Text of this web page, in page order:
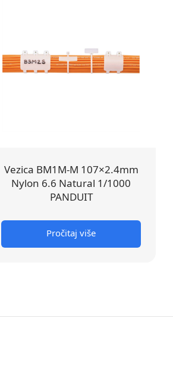
Vezica BM1M-M 107×2.4mm
Nylon 6.6 Natural 1/1000
PANDUIT
Pročitaj više